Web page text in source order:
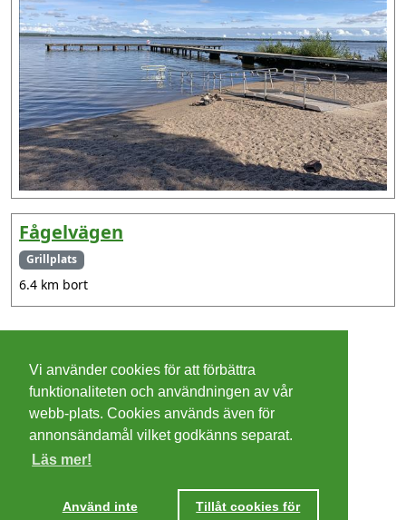
Fågelvägen
Grillplats
6.4 km bort
Ta mig dit
Cookies
Integritetspolicy
Villkor
Vi använder cookies för att förbättra
funktionaliteten och användningen av vår
webb-plats. Cookies används även för
annonsändamål vilket godkänns separat.
Läs mer!
Använd inte Tillåt cookies för